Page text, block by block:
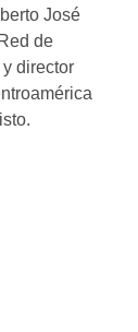
José
de
director